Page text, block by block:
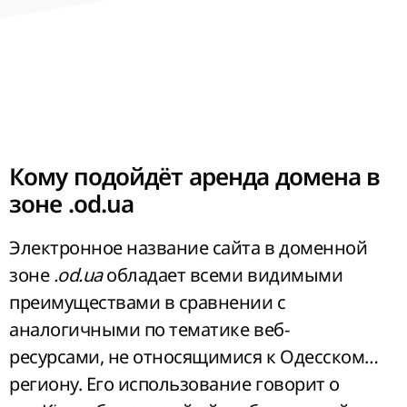
популярности ресурса.
Кому подойдёт аренда домена в
зоне .od.ua
Электронное название сайта в доменной
зоне.od.uaобладает всеми видимыми
преимуществами в сравнении с
аналогичными по тематике веб-
ресурсами, не относящимися к Одесскому
региону. Его использование говорит о